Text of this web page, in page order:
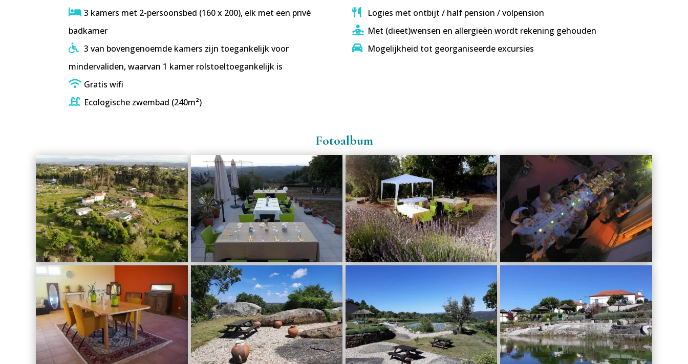
3 kamers met 2-persoonsbed (160 x 200), elk met een privé
badkamer
3 van bovengenoemde kamers zijn toegankelijk voor
mindervaliden, waarvan 1 kamer rolstoeltoegankelijk is
Gratis wifi
Ecologische zwembad (240m²)
Logies met ontbijt / half pension / volpension
Met (dieet)wensen en allergieën wordt rekening gehouden
Mogelijkheid tot georganiseerde excursies
Fotoalbum